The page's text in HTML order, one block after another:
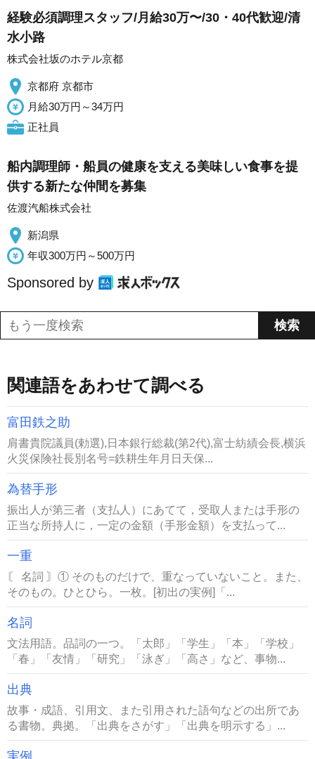
経験必須調理スタッフ/月給30万〜/30・40代歓迎/清
水小路
株式会社坂のホテル京都
京都府 京都市
月給30万円～34万円
正社員
船内調理師・船員の健康を支える美味しい食事を提
供する新たな仲間を募集
佐渡汽船株式会社
新潟県
年収300万円～500万円
Sponsored by
関連語をあわせて調べる
富田鉄之助
肩書貴院議員(勅選),日本銀行総裁(第2代),富士紡績会長,横浜
火災保険社長別名号=鉄耕生年月日天保...
為替手形
振出人が第三者（支払人）にあてて，受取人または手形の
正当な所持人に，一定の金額（手形金額）を支払って...
一重
〘 名詞 〙① そのものだけで、重なっていないこと。また、
そのもの。ひとひら。一枚。[初出の実例]「...
名詞
文法用語。品詞の一つ。「太郎」「学生」「本」「学校」
「春」「友情」「研究」「泳ぎ」「高さ」など、事物...
出典
故事・成語、引用文、また引用された語句などの出所であ
る書物。典拠。「出典をさがす」「出典を明示する」...
実例